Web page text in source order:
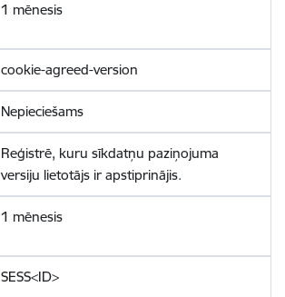
1 mēnesis
cookie-agreed-version
Nepieciešams
Reģistrē, kuru sīkdatņu paziņojuma
versiju lietotājs ir apstiprinājis.
1 mēnesis
SESS<ID>